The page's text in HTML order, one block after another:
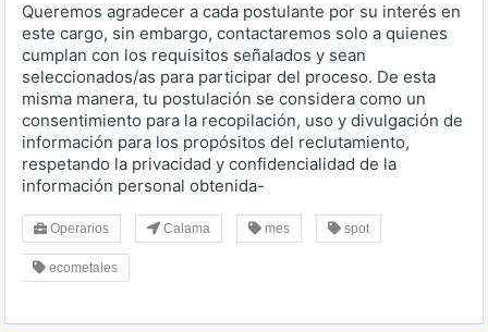
Queremos agradecer a cada postulante por su interés en
este cargo, sin embargo, contactaremos solo a quienes
cumplan con los requisitos señalados y sean
seleccionados/as para participar del proceso. De esta
misma manera, tu postulación se considera como un
consentimiento para la recopilación, uso y divulgación de
información para los propósitos del reclutamiento,
respetando la privacidad y confidencialidad de la
información personal obtenida-
Operarios Calama mes spot
ecometales